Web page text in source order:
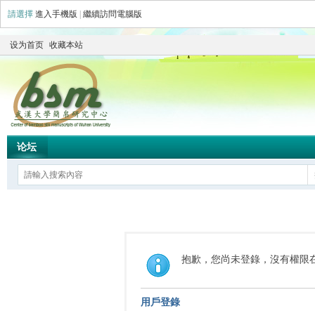
請選擇 進入手機版 繼續訪問電腦版
设为首页 收藏本站
论坛
抱歉，您尚未登錄，沒有權限
用戶登錄